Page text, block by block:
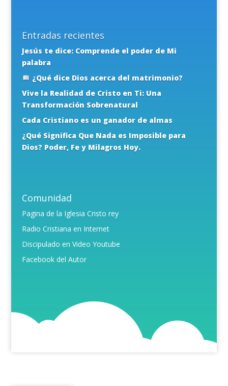
Entradas recientes
Jesús te dice: Comprende el poder de Mi
palabra
¿Qué dice Dios acerca del matrimonio?
Vive la Realidad de Cristo en Ti: Una
Transformación Sobrenatural
Cada Cristiano es un ganador de almas
¿Qué Significa Que Nada es Imposible para
Dios? Poder, Fe y Milagros Hoy.
Comunidad
Pagina de la Iglesia Cristo rey
Radio Cristiana en Internet
Discipulado en Video Youtube
Facebook del Autor